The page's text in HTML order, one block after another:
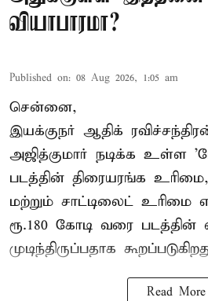
வியாபாரமா?
Published on: 08 Aug 2026, 1:05 am
சென்னை,
இயக்குநர் ஆதிக்
அஜித்குமார் நடிக்க உள்ள
படத்தின் திரையரங்க உரிமை,
மற்றும் சாட்டிலைட் உரிமை
ரூ.180 கோடி வரை படத்தின்
முடிந்திருப்பதாக
Read More